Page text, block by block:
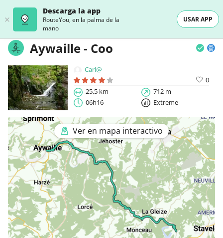
Descarga la app
RouteYou, en la palma de la
mano
USAR APP
Aywaille - Coo
Carl@
0
25,5 km
712 m
06h16
Extreme
Ver en mapa interactivo